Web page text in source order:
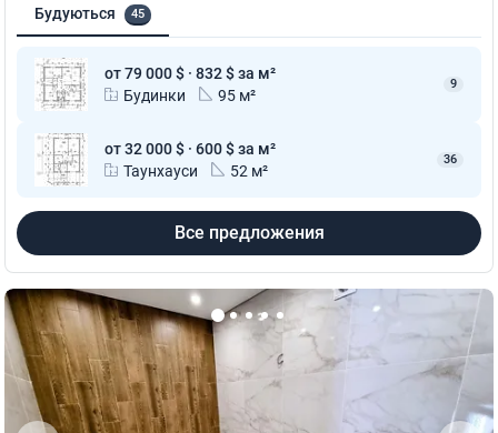
Будуються 45
от 79 000 $ · 832 $ за м²
Будинки
95 м²
9
от 32 000 $ · 600 $ за м²
Таунхауси
52 м²
36
Все предложения